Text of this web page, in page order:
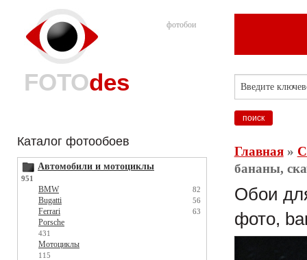
фотобои
FOTOdes
Каталог фотообоев
Автомобили и мотоциклы
951
BMW 82
Bugatti 56
Ferrari 63
Porsche
431
Мотоциклы
115
Главная»
бананы,
Обои
фото,